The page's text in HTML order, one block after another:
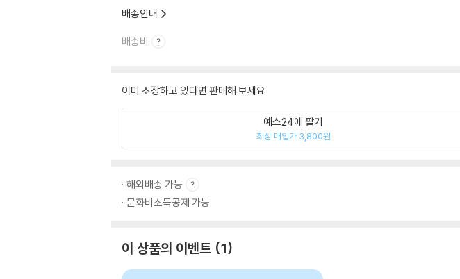
배송안내
배송비
이미 소장하고 있다면 판매해 보세요.
예스24에 팔기
최상 매입가 3,800원
해외배송 가능
문화비소득공제 가능
이 상품의 이벤트 1